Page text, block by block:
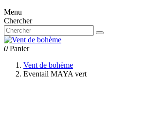
Menu
Chercher
0 Panier
Vent de bohème
Eventail MAYA vert